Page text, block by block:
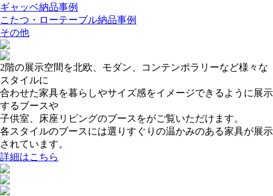
ギャッベ納品事例
こたつ・ローテーブル納品事例
その他
2階の展示空間を北欧、モダン、コンテンポラリーなど様々な
スタイルに
合わせた家具を暮らしやサイズ感をイメージできるように展示
するブースや
子供室、床座リビングのブースをがご覧いただけます。
各スタイルのブースには選りすぐりの温かみのある家具が展示
されています。
詳細はこちら